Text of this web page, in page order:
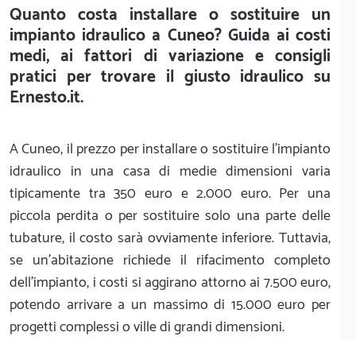
Quanto costa installare o sostituire un
impianto idraulico a Cuneo? Guida ai costi
medi, ai fattori di variazione e consigli
pratici per trovare il giusto idraulico su
Ernesto.it.
A Cuneo, il prezzo per installare o sostituire l'impianto
idraulico in una casa di medie dimensioni varia
tipicamente tra 350 euro e 2.000 euro. Per una
piccola perdita o per sostituire solo una parte delle
tubature, il costo sarà ovviamente inferiore. Tuttavia,
se un'abitazione richiede il rifacimento completo
dell'impianto, i costi si aggirano attorno ai 7.500 euro,
potendo arrivare a un massimo di 15.000 euro per
progetti complessi o ville di grandi dimensioni.